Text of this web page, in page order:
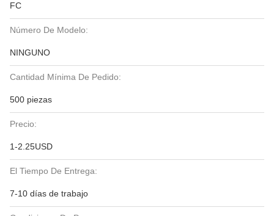
FC
Número De Modelo:
NINGUNO
Cantidad Mínima De Pedido:
500 piezas
Precio:
1-2.25USD
El Tiempo De Entrega:
7-10 días de trabajo